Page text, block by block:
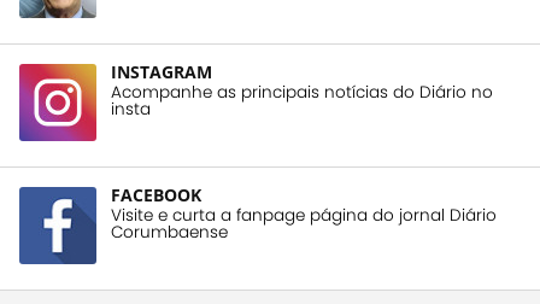
INSTAGRAM
Acompanhe as principais notícias do Diário no
insta
FACEBOOK
Visite e curta a fanpage página do jornal Diário
Corumbaense